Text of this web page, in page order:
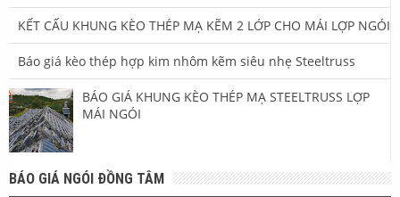
KẾT CẤU KHUNG KÈO THÉP MẠ KẼM 2 LỚP CHO MÁI LỢP NGÓI
Báo giá kèo thép hợp kim nhôm kẽm siêu nhẹ Steeltruss
BÁO GIÁ KHUNG KÈO THÉP MẠ STEELTRUSS LỢP
MÁI NGÓI
BÁO GIÁ NGÓI ĐỒNG TÂM